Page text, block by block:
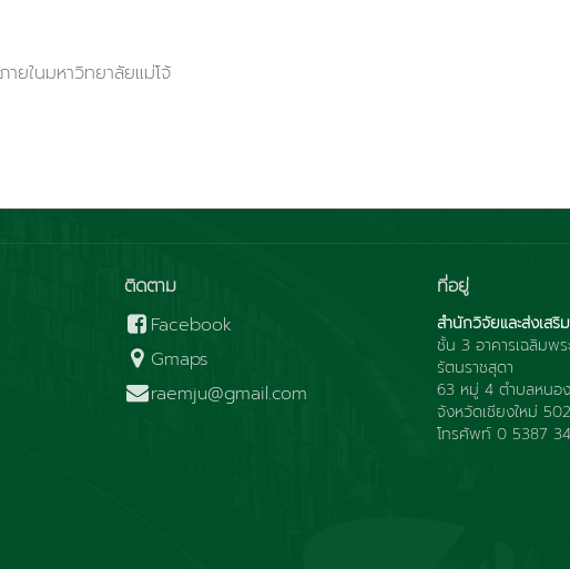
ายในมหาวิทยาลัยแม่โจ้
ติดตาม
Facebook
Gmaps
raemju@gmail.com
ที่อยู่
สำนักวิจัยและส่งเสริ
ชั้น 3 อาคารเฉลิมพ
รัตนราชสุดา
63 หมู่ 4 ตำบลหนอ
จังหวัดเชียงใหม่
โทรศัพท์ 0 5387